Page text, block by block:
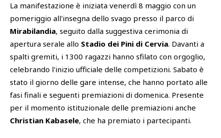
La manifestazione è iniziata venerdì 8 maggio con un
pomeriggio all'insegna dello svago presso il parco di
Mirabilandia, seguito dalla suggestiva cerimonia di
apertura serale allo Stadio dei Pini di Cervia. Davanti a
spalti gremiti, i 1300 ragazzi hanno sfilato con orgoglio,
celebrando l'inizio ufficiale delle competizioni. Sabato è
stato il giorno delle gare intense, che hanno portato alle
fasi finali e seguenti premiazioni di domenica. Presente
per il momento istituzionale delle premiazioni anche
Christian Kabasele, che ha premiato i partecipanti.